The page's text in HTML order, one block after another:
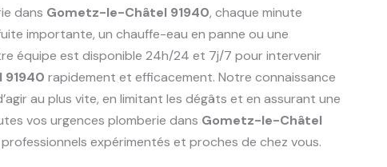
dans Gometz-le-Châtel 91940, chaque minute
importante, un chauffe-eau en panne ou une
équipe est disponible 24h/24 et 7j/7 pour intervenir
rapidement et efficacement. Notre connaissance
au plus vite, en limitant les dégâts et en assurant une
vos urgences plomberie dans Gometz-le-Châtel
expérimentés et proches de chez vous.